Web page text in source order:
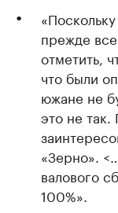
прежде
отметить,
что были
южане не
это не
«Зерно».
валового
100%».